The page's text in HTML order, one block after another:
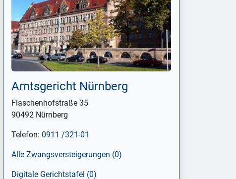
Amtsgericht Nürnberg
Flaschenhofstraße 35
90492 Nürnberg
Telefon: 0911 /321-01
Alle Zwangsversteigerungen (0)
Digitale Gerichtstafel (0)